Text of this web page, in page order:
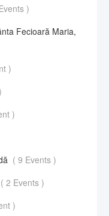
)
Fecioară Maria,
)
)
( 9 Events )
( 2 Events )
)